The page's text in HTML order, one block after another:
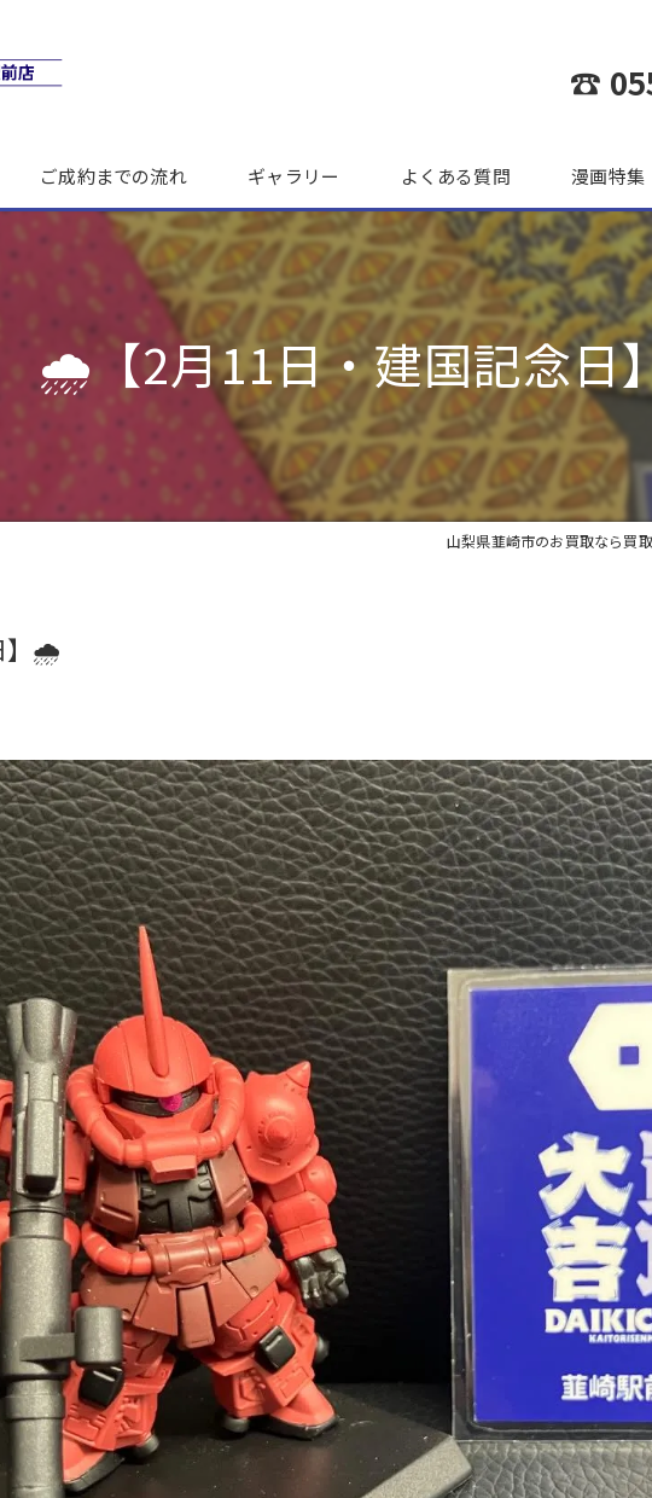
☎
ご成約までの流れ ギャラリー よくある質問 漫画特集
🌧️【2月11日・建国記念
山梨県韮崎市のお買取なら買
】🌧️